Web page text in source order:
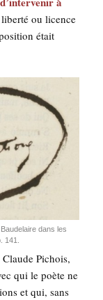
ou licence
était
dans les
Pichois,
qui le poète ne
et qui, sans